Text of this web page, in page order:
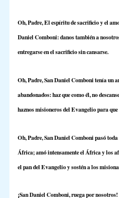
Oh, Padre, El espíritu de sacrificio y el
Daniel Comboni: danos también a
entregarse en el sacrificio sin cansarse.
Oh, Padre, San Daniel Comboni tenía un
abandonados: haz que como él, no
haznos misioneros del Evangelio para
Oh, Padre, San Daniel Comboni pasó
África; amó intensamente el África y los
el pan del Evangelio y sostén a los
¡San Daniel Comboni, ruega por nosotros!